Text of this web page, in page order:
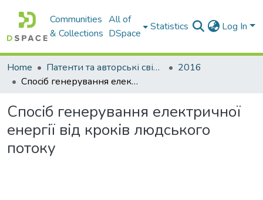
Communities
& Collections
All of
DSpace
Statistics Log In
Home Патенти та авторські свідоцтва
2016
Спосiб генерування електричної енергiї вiд крокiв людського потоку
Спосiб генерування електричної
енергiї вiд крокiв людського
потоку